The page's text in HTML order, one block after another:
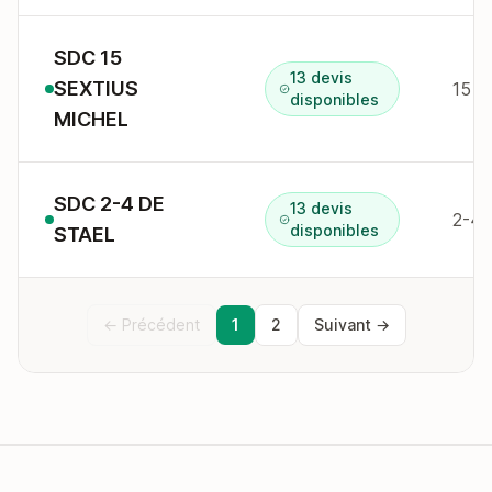
SDC 15
SEXTIUS
MICHEL
13 devis
disponibles
15 r
SDC 2-4 DE
STAEL
13 devis
disponibles
2-4
← Précédent 1 2 Suivant →